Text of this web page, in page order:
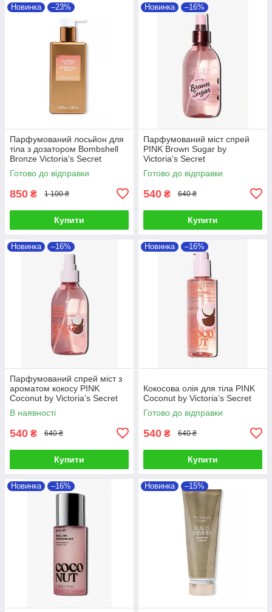
Новинка –23%
Парфумований лосьйон для
тіла з дозатором Bombshell
Bronze Victoria's Secret
Готово до відправки
850 ₴ 1 100 ₴
Купити
Новинка –16%
Парфумований міст спрей
PINK Brown Sugar by
Victoria's Secret
Готово до відправки
540 ₴ 640 ₴
Купити
Новинка –16%
Парфумований спрей міст з
ароматом кокосу PINK
Coconut by Victoria’s Secret
В наявності
540 ₴ 640 ₴
Купити
Новинка –16%
Кокосова олія для тіла PINK
Coconut by Victoria’s Secret
Готово до відправки
540 ₴ 640 ₴
Купити
Новинка –16% Новинка –15%